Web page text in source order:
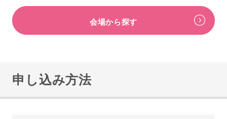
会場から探す
申し込み方法